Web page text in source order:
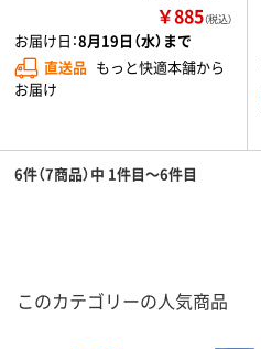
￥885（税込）
お届け日：8月19日（水）まで
直送品 もっと快適本舗から
お届け
6件（7商品）中 1件目～6件目
このカテゴリーの人気商品